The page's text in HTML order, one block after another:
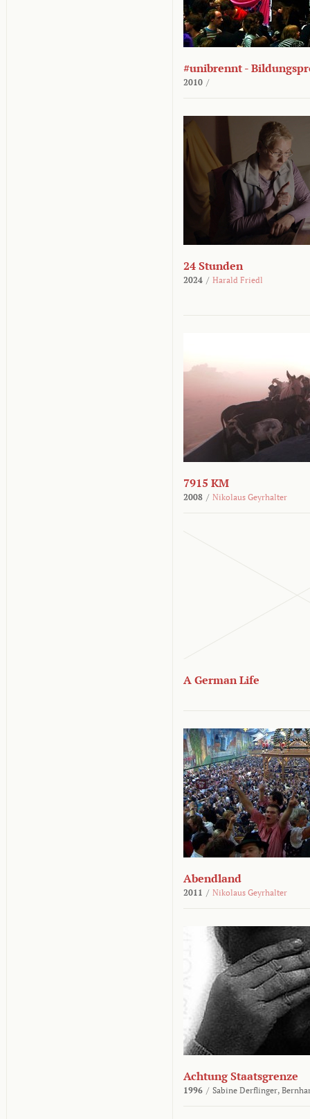
#unibrennt -
2010 /
24 Stunden
2024 / Harald Friedl
7915 KM
2008 / Nikolaus Geyrhalter
A German Life
Abendland
2011 / Nikolaus Geyrhalter
Achtung Staatsgrenze
1996 / Sabine Derflinger,